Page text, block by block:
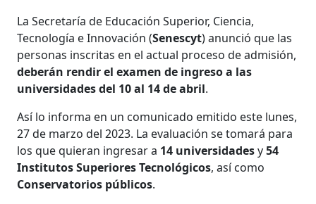
La Secretaría de Educación Superior, Ciencia,
Tecnología e Innovación (Senescyt) anunció que las
personas inscritas en el actual proceso de admisión,
deberán rendir el examen de ingreso a las
universidades del 10 al 14 de abril.
Así lo informa en un comunicado emitido este lunes,
27 de marzo del 2023. La evaluación se tomará para
los que quieran ingresar a 14 universidadesy54
Institutos Superiores Tecnológicos, así como
Conservatorios públicos.